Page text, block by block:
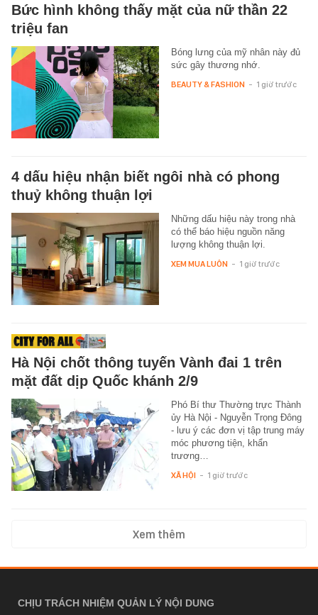
Bức hình không thấy mặt của nữ thần 22
triệu fan
Bóng lưng của mỹ nhân này đủ
sức gây thương nhớ.
BEAUTY & FASHION - 1 giờ trước
4 dấu hiệu nhận biết ngôi nhà có phong
thuỷ không thuận lợi
Những dấu hiệu này trong nhà
có thể báo hiệu nguồn năng
lượng không thuận lợi.
XEM MUA LUÔN - 1 giờ trước
Hà Nội chốt thông tuyến Vành đai 1 trên
mặt đất dịp Quốc khánh 2/9
Phó Bí thư Thường trực Thành
ủy Hà Nội - Nguyễn Trọng Đông
- lưu ý các đơn vị tập trung máy
móc phương tiện, khẩn
trương…
XÃ HỘI - 1 giờ trước
Xem thêm
CHỊU TRÁCH NHIỆM QUẢN LÝ NỘI DUNG